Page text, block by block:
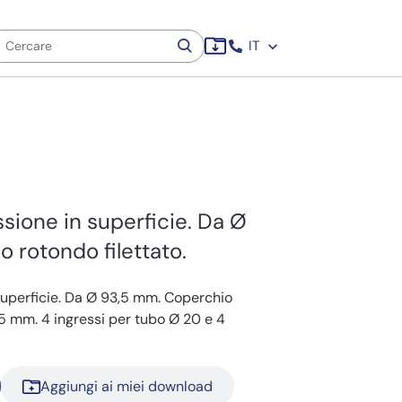
IT
in superficie. Da Ø
rotondo filettato.
Da Ø 93,5 mm. Coperchio
mm. 4 ingressi per tubo Ø 20 e 4
Aggiungi ai miei download